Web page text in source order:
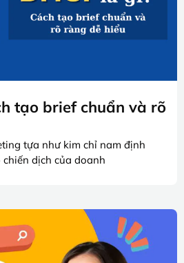
tạo brief chuẩn và rõ
tựa như kim chỉ nam định
dịch của doanh